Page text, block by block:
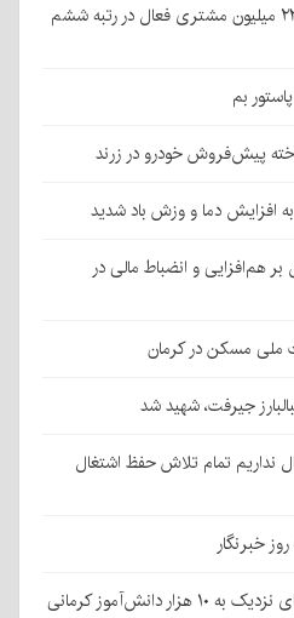
بانک قرض‌الحسنه مهر ایران با ۲۳ میلیون مشتری فعال در رتبه ششم
بم
افزایش دما و وزش باد شدید
هم‌افزایی و انضباط مالی در
جیرفت، شهید شد
نداریم تمام تلاش حفظ اشتغال
خبرنگار
کرمانی